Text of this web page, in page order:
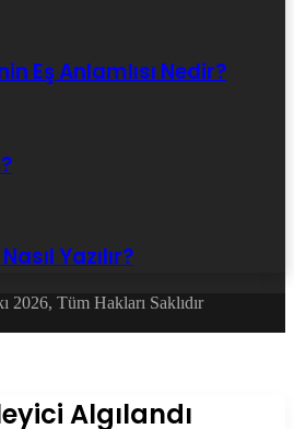
Eş Anlamlısı Nedir?
Yazılır?
Tüm Hakları Saklıdır
Algılandı